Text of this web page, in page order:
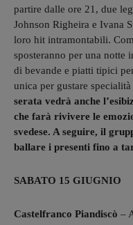
partire dalle ore 21, due
Johnson Righeira e Ivana
loro hit intramontabili.
sposteranno per una notte
di bevande e piatti tipici
unica per gustare
serata vedrà anche
che farà rivivere le
svedese. A seguire, il
ballare i presenti fino a
SABATO 15 GIUGNIO
Castelfranco Piandiscò –